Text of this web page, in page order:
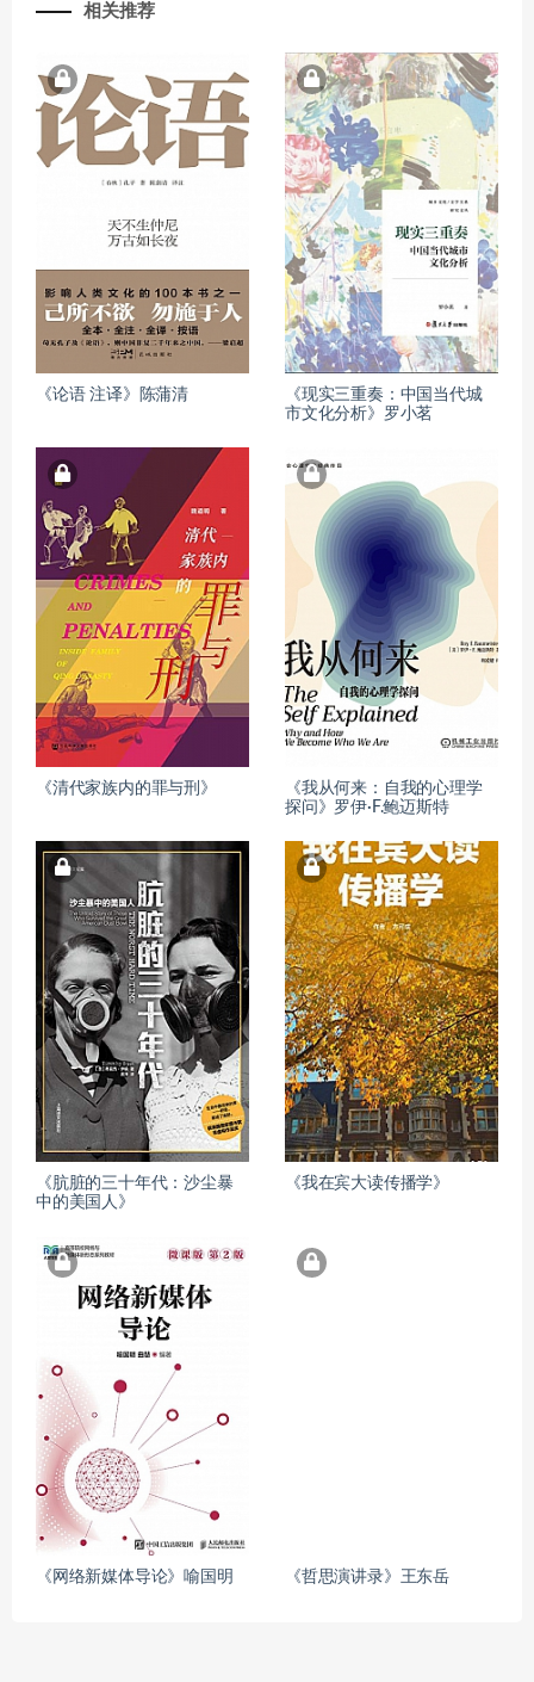
相关推荐
《论语 注译》陈蒲清
《现实三重奏：中国当代城
市文化分析》罗小茗
《清代家族内的罪与刑》
《我从何来：自我的心理学
探问》罗伊·F.鲍迈斯特
《肮脏的三十年代：沙尘暴
中的美国人》
《我在宾大读传播学》
《网络新媒体导论》喻国明 《哲思演讲录》王东岳